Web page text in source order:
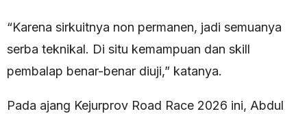
“Karena sirkuitnya non permanen, jadi semuanya
serba teknikal. Di situ kemampuan dan skill
pembalap benar-benar diuji,” katanya.
Pada ajang Kejurprov Road Race 2026 ini, Abdul